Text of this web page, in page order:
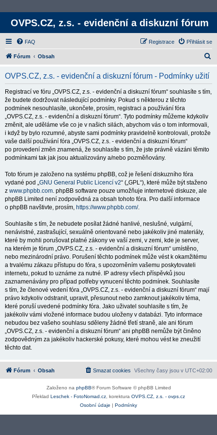
OVPS.CZ, z.s. - evidenční a diskuzní fórum
FAQ Přihlásit se
Registrace
Fórum Obsah
OVPS.CZ, z.s. - evidenční a diskuzní fórum - Podmínky užití
Registrací ve fóru „OVPS.CZ, z.s. - evidenční a diskuzní fórum“ souhlasíte s tím,
že budete dodržovat následující podmínky. Pokud s některou z těchto
podmínek nesouhlasíte, ukončete, prosím, registraci a používání fóra
„OVPS.CZ, z.s. - evidenční a diskuzní fórum“. Tyto podmínky můžeme kdykoliv
změnit, ale uděláme vše co je v našich silách, abychom vás o tom informovali,
i když by bylo rozumné, abyste sami podmínky pravidelně kontrolovali, protože
vaše další používání fóra „OVPS.CZ, z.s. - evidenční a diskuzní fórum“
po provedení změn znamená, že souhlasíte s tím, že jste právně vázáni těmito
podmínkami tak jak jsou aktualizovány a/nebo pozměňovány.
Toto fórum je založeno na systému phpBB, což je řešení diskuzního fóra
vydané pod „GNU General Public Licencí v2“ („GPL“), které může být staženo
z www.phpbb.com. phpBB software pouze umožňuje internetové diskuze, ale
phpBB Limited není zodpovědná za obsah tohoto fóra. Pro další informace
o phpBB navštivte, prosím, https://www.phpbb.com/.
Souhlasíte s tím, že nebudete posílat žádné hanlivé, neslušné, vulgární,
nenávistné, zastrašující, sexuálně orientované nebo jakékoliv jiné materiály,
které by mohli porušovat platné zákony ve vaší zemi, v zemi, kde je server,
na kterém je fórum „OVPS.CZ, z.s. - evidenční a diskuzní fórum“ umístěno,
nebo mezinárodní právo. Porušení těchto podmínek může vést k okamžitému
a trvalému zákazu přístupu do fóra, s upozorněním vašemu poskytovateli
internetu, pokud to uznáme za nutné. IP adresy všech příspěvků jsou
zaznamenávány pro případ potřeby vynucení těchto podmínek. Souhlasíte
s tím, že členové vedení fóra „OVPS.CZ, z.s. - evidenční a diskuzní fórum“ mají
právo kdykoliv odstranit, upravit, přesunout nebo zamknout jakékoliv téma,
které poruší uvedené podmínky fóra. Jako uživatel souhlasíte s tím, že
jakékoliv vámi vložené informace budou uloženy v databázi. Tyto informace
nebudou bez vašeho souhlasu sděleny žádné třetí straně, ale ani fórum
„OVPS.CZ, z.s. - evidenční a diskuzní fórum“ ani phpBB nemůže být činěno
zodpovědným za jakékoliv hackerské pokusy, které mohou vést ke zneužití
těchto dat.
Fórum Obsah Všechny časy jsou v UTC+02:00
Smazat cookies
Založeno na phpBB® Forum Software © phpBB Limited
Překlad Leschek - FotoNomad.cz , korektura OVPS.CZ, z.s. - ovps.cz
Osobní údaje | Podmínky